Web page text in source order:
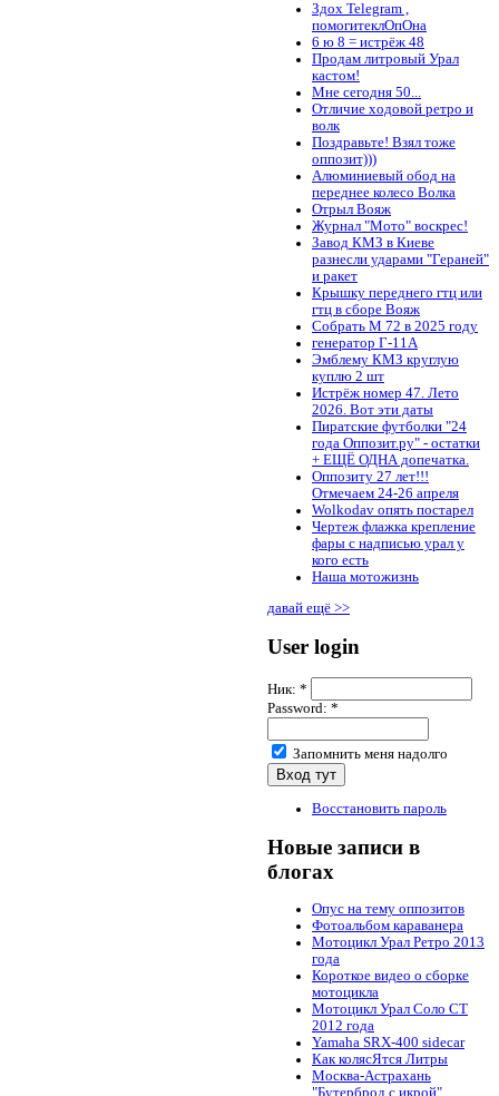
Здох Telegram ,
помогитеклОпОна
6 ю 8 = истрёж 48
Продам литровый Урал
кастом!
Мне сегодня 50...
Отличие ходовой ретро и
волк
Поздравьте! Взял тоже
оппозит)))
Алюминиевый обод на
переднее колесо Волка
Отрыл Вояж
Журнал "Мото" воскрес!
Завод КМЗ в Киеве
разнесли ударами "Гераней"
и ракет
Крышку переднего гтц или
гтц в сборе Вояж
Собрать М 72 в 2025 году
генератор Г-11А
Эмблему КМЗ круглую
куплю 2 шт
Истрёж номер 47. Лето
2026. Вот эти даты
Пиратские футболки "24
года Оппозит.ру" - остатки
+ ЕЩЁ ОДНА допечатка.
Оппозиту 27 лет!!!
Отмечаем 24-26 апреля
Wolkodav опять постарел
Чертеж флажка крепление
фары с надписью урал у
кого есть
Наша мотожизнь
давай ещё >>
User login
Ник: *
Password: *
Запомнить меня надолго
Восстановить пароль
Новые записи в
блогах
Опус на тему оппозитов
Фотоальбом караванера
Мотоцикл Урал Ретро 2013
года
Короткое видео о сборке
мотоцикла
Мотоцикл Урал Соло СТ
2012 года
Yamaha SRX-400 sidecar
Как колясЯтся Литры
Москва-Астрахань